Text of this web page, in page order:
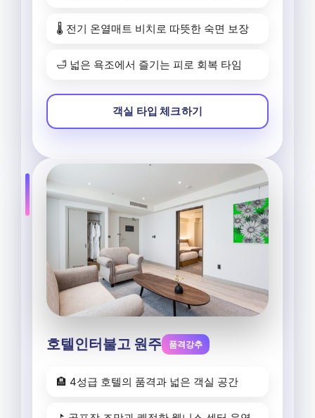
🌡️ 전기 온열매트 비치로 따뜻한 숙면 보장
🛁 넓은 욕조에서 즐기는 피로 회복 타임
객실 타입 체크하기
호텔인터불고 원주 품격강추
🏨 4성급 호텔의 품격과 넓은 객실 공간